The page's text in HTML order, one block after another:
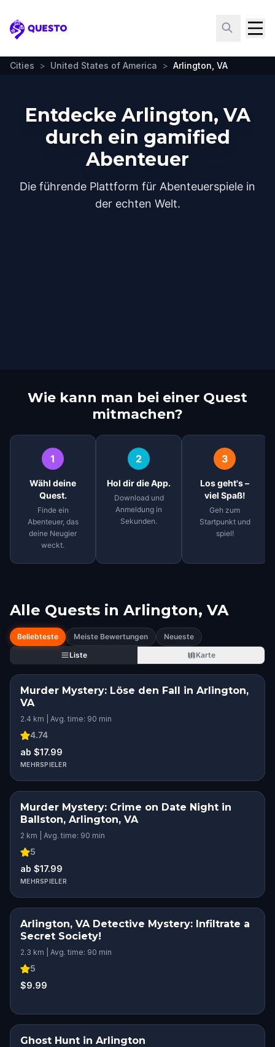
Questo
Cities > United States of America > Arlington, VA
Entdecke Arlington, VA
durch ein gamified
Abenteuer
Die führende Plattform für Abenteuerspiele in
der echten Welt.
Wie kann man bei einer Quest
mitmachen?
1
Wähl deine
Quest.
Finde ein
Abenteuer, das
deine Neugier
weckt.
2
Hol dir die App.
Download und
Anmeldung in
Sekunden.
3
Los geht's –
viel Spaß!
Geh zum
Startpunkt und
spiel!
Alle Quests in Arlington, VA
Beliebteste Meiste Bewertungen
Neueste
Liste
Karte
Murder Mystery: Löse den Fall in Arlington,
VA
2.4 km | Avg. time: 90 min
4.74
ab $17.99
MEHRSPIELER
Murder Mystery: Crime on Date Night in
Ballston, Arlington, VA
2 km | Avg. time: 90 min
5
ab $17.99
MEHRSPIELER
Arlington, VA Detective Mystery: Infiltrate a
Secret Society!
2.3 km | Avg. time: 90 min
5
$9.99
Ghost Hunt in Arlington